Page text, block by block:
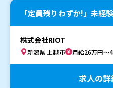
「定員残りわずか!」未経
株式会社RIOT
新潟県 上越市 月給26万円～
求人の